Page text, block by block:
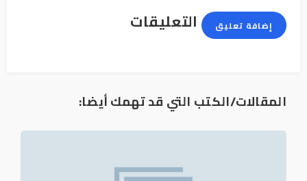
التعليقات إضافة تعليق
المقالات/الكتب التي قد تهمك أيضا: